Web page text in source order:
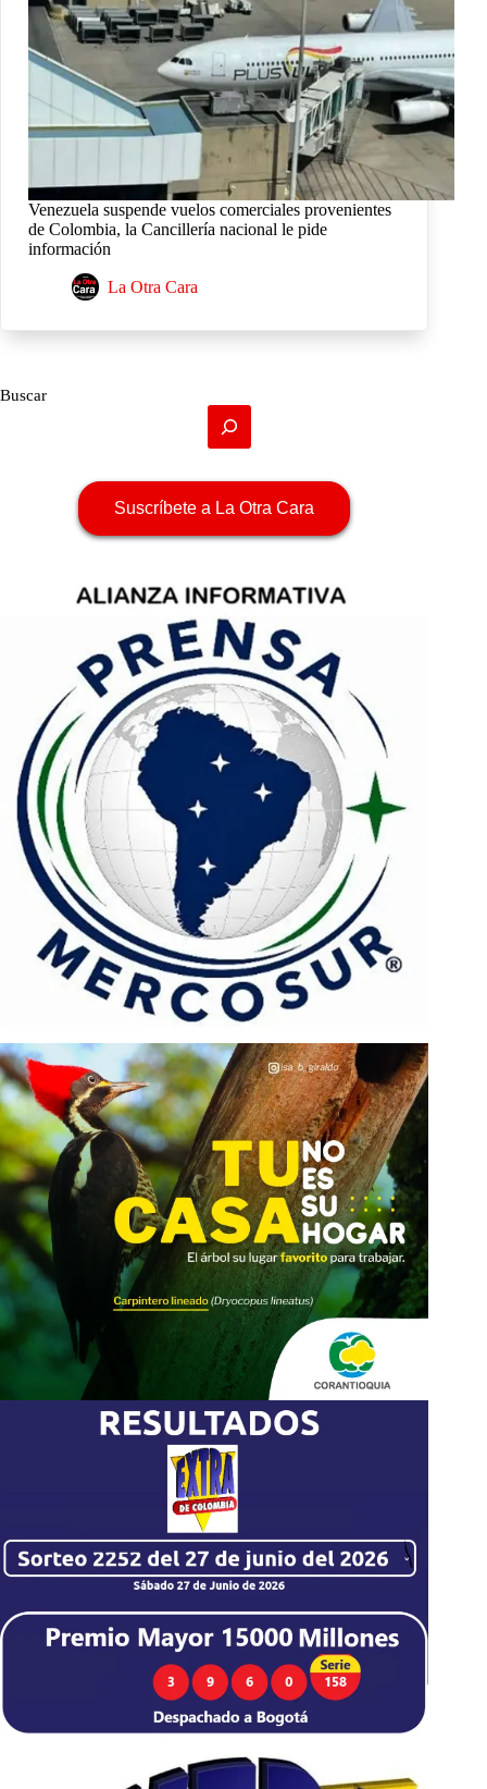
Venezuela suspende vuelos comerciales provenientes
de Colombia, la Cancillería nacional le pide
información
La Otra Cara
Buscar
Suscríbete a La Otra Cara